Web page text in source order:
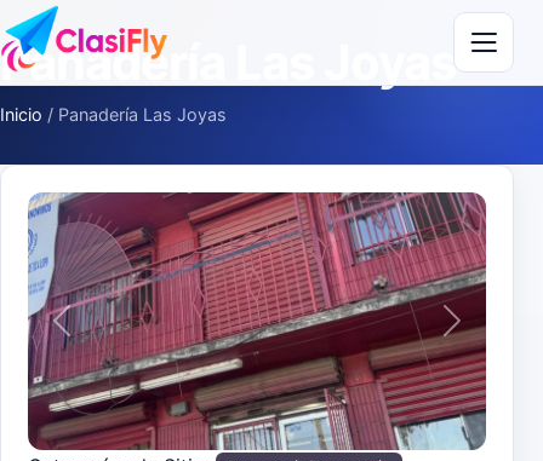
Saltar al contenido
Panadería Las Joyas
Inicio / Panadería Las Joyas
Anterior Siguiente